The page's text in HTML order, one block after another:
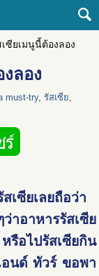
ซียเมนูนี้ต้องลอง
ลอง
must-try, รัสเซีย,
เซียเลยถือว่า
าอาหารรัสเซีย
รือไปรัสเซียกิน
อนด์ ทัวร์ ขอพา